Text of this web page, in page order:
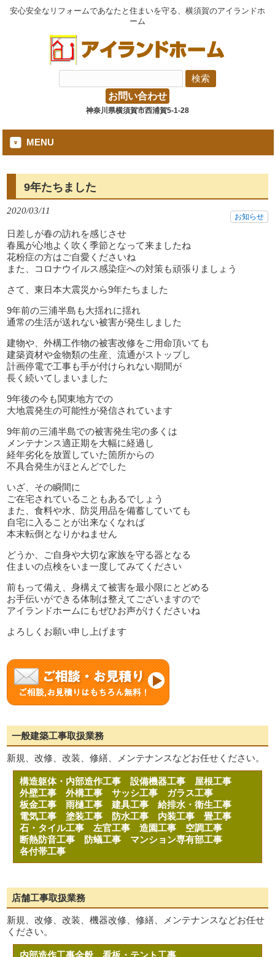
安心安全なリフォームであなたと住まいを守る、横須賀のアイランドホ
ーム
お問い合わせ
神奈川県横須賀市西浦賀5-1-28
MENU
9年たちました
2020/03/11
お知らせ
日差しが春の訪れを感じさせ
春風が心地よく吹く季節となって来ましたね
花粉症の方はご自愛くださいね
また、コロナウイルス感染症への対策も頑張りましょう
さて、東日本大震災から9年たちました
9年前の三浦半島も大揺れに揺れ
通常の生活が送れない被害が発生しました
建物や、外構工作物の被害改修をご用命頂いても
建築資材や金物類の生産、流通がストップし
計画停電で工事も手が付けられない期間が
長く続いてしまいました
9年後の今も関東地方での
大地震発生の可能性が発信されています
9年前の三浦半島での被害発生宅の多くは
メンテナンス適正期を大幅に経過し
経年劣化を放置していた箇所からの
不具合発生がほとんどでした
いざ、その瞬間に
ご在宅されていることもあるでしょう
また、食料や水、防災用品を備蓄していても
自宅に入ることが出来なくなれば
本末転倒となりかねません
どうか、ご自身や大切な家族を守る器となる
住まいの点検をいま一度してみてください
前もって備え、身構えて被害を最小限にとどめる
お手伝いができる体制は整えてございますので
アイランドホームにもぜひお声がけくださいね
よろしくお願い申し上げます
一般建築工事取扱業務
新規、改修、改装、修繕、メンテナンスなどお任せください。
構造躯体・内部造作工事設備機器工事 屋根工事
外壁工事外構工事サッシ工事 ガラス工事
板金工事雨樋工事建具工事給排水・衛生工事
電気工事塗装工事 防水工事 内装工事畳工事
石・タイル工事左官工事造園工事 空調工事
断熱防音工事
防蟻工事 マンション専有部工事
各付帯工事
店舗工事取扱業務
新規、改修、改装、機器改修、修繕、メンテナンスなどお任せ
ください。
内部造作工事全般看板・テント工事